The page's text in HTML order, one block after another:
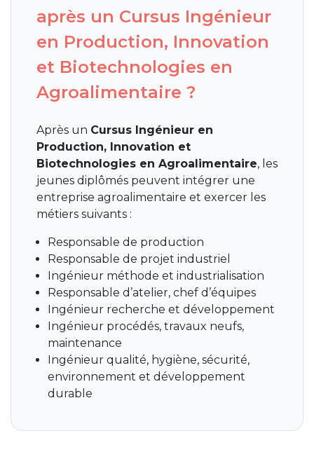
après un Cursus Ingénieur
en Production, Innovation
et Biotechnologies en
Agroalimentaire ?
Après un Cursus Ingénieur en
Production, Innovation et
Biotechnologies en Agroalimentaire, les
jeunes diplômés peuvent intégrer une
entreprise agroalimentaire et exercer les
métiers suivants :
Responsable de production
Responsable de projet industriel
Ingénieur méthode et industrialisation
Responsable d’atelier, chef d’équipes
Ingénieur recherche et développement
Ingénieur procédés, travaux neufs,
maintenance
Ingénieur qualité, hygiène, sécurité,
environnement et développement
durable